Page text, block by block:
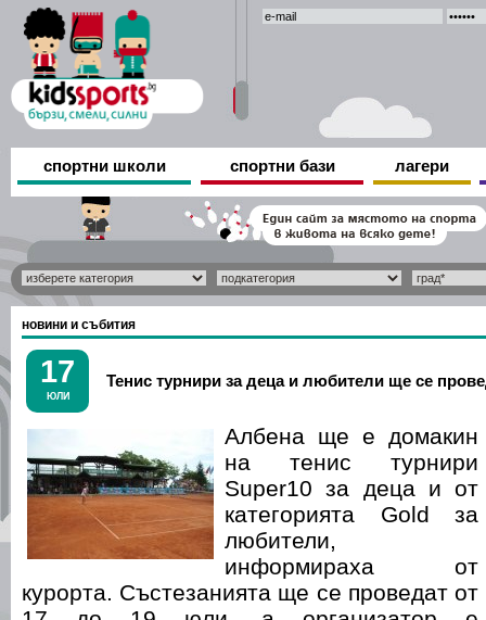
спортни школи спортни бази лагери
новини и събития
17
ЮЛИ
Тенис турнири за деца и любители ще се
Албена ще е домакин
на тенис турнири
Super10 за деца и от
категорията Gold за
любители,
информираха от
курорта. Състезанията ще се проведат от